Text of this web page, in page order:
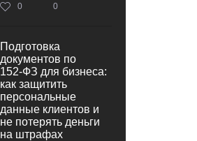
0 0
Подготовка
документов по
152‑ФЗ для бизнеса:
как защитить
персональные
данные клиентов и
не потерять деньги
на штрафах